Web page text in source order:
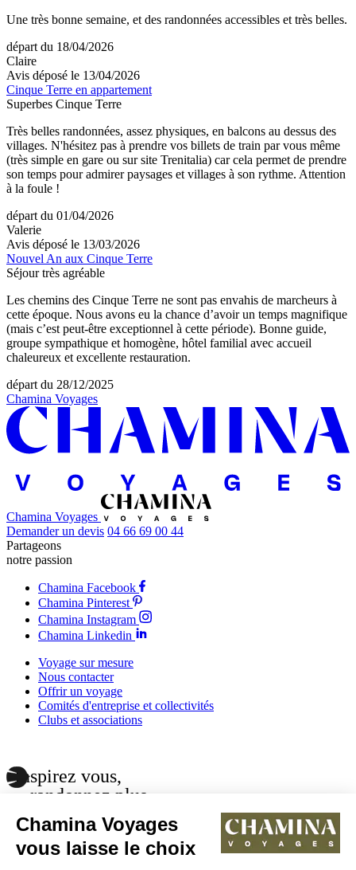
Chamina Voyages
vous laisse le choix
Une très bonne semaine, et des randonnées accessibles et très belles.
départ du 18/04/2026
Claire
Avis déposé le 13/04/2026
Cinque Terre en appartement
Superbes Cinque Terre
Très belles randonnées, assez physiques, en balcons au dessus des
villages. N'hésitez pas à prendre vos billets de train par vous même
(très simple en gare ou sur site Trenitalia) car cela permet de prendre
son temps pour admirer paysages et villages à son rythme. Attention
à la foule !
départ du 01/04/2026
Valerie
Avis déposé le 13/03/2026
Nouvel An aux Cinque Terre
Séjour très agréable
Les chemins des Cinque Terre ne sont pas envahis de marcheurs à
cette époque. Nous avons eu la chance d’avoir un temps magnifique
(mais c’est peut-être exceptionnel à cette période). Bonne guide,
groupe sympathique et homogène, hôtel familial avec accueil
chaleureux et excellente restauration.
départ du 28/12/2025
Chamina Voyages
Chamina Voyages
Demander un devis 04 66 69 00 44
Partageons
notre passion
Chamina Facebook
Chamina Pinterest
Chamina Instagram
Chamina Linkedin
Voyage sur mesure
Nous contacter
Offrir un voyage
Comités d'entreprise et collectivités
Clubs et associations
Inspirez vous,
randonnez plus
Inscrivez vous à notre newsletter pour suivre nos nouveaux
itinéraires, nos activités et nos actualités.